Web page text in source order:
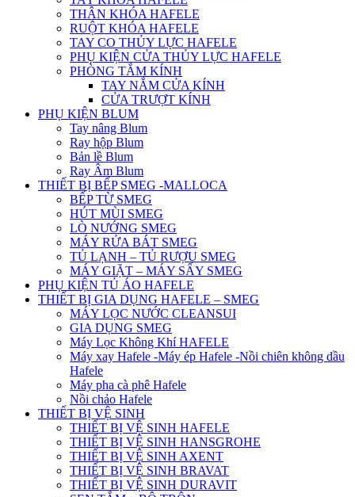
THÂN KHÓA HAFELE
RUỘT KHÓA HAFELE
TAY CO THỦY LỰC HAFELE
PHỤ KIỆN CỬA THỦY LỰC HAFELE
PHÒNG TẮM KÍNH
TAY NẮM CỬA KÍNH
CỬA TRƯỢT KÍNH
PHỤ KIỆN BLUM
Tay nâng Blum
Ray hộp Blum
Bản lề Blum
Ray Âm Blum
THIẾT BỊ BẾP SMEG -MALLOCA
BẾP TỪ SMEG
HÚT MÙI SMEG
LÒ NƯỚNG SMEG
MÁY RỬA BÁT SMEG
TỦ LẠNH – TỦ RƯỢU SMEG
MÁY GIẶT – MÁY SẤY SMEG
PHỤ KIỆN TỦ ÁO HAFELE
THIẾT BỊ GIA DỤNG HAFELE – SMEG
MÁY LỌC NƯỚC CLEANSUI
GIA DỤNG SMEG
Máy Lọc Không Khí HAFELE
Máy xay Hafele -Máy ép Hafele -Nồi chiên không dầu
Hafele
Máy pha cà phê Hafele
Nồi chảo Hafele
THIẾT BỊ VỆ SINH
THIẾT BỊ VỆ SINH HAFELE
THIẾT BỊ VỆ SINH HANSGROHE
THIẾT BỊ VỆ SINH AXENT
THIẾT BỊ VỆ SINH BRAVAT
THIẾT BỊ VỆ SINH DURAVIT